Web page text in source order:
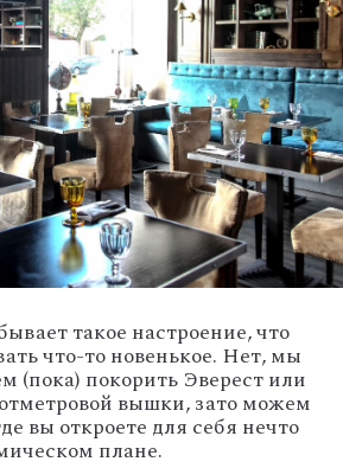
такое настроение, что
что-то новенькое. Нет, мы
(пока) покорить Эверест или
вышки, зато можем
вы откроете для себя нечто
плане.